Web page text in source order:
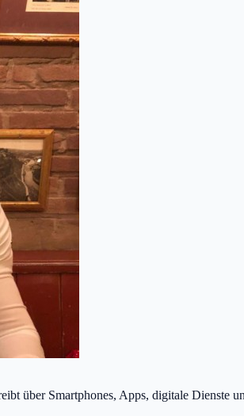
über Smartphones, Apps, digitale Dienste